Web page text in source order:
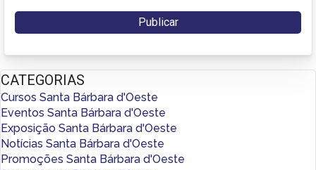
CATEGORIAS
Cursos Santa Bárbara d'Oeste
Eventos Santa Bárbara d'Oeste
Exposição Santa Bárbara d'Oeste
Notícias Santa Bárbara d'Oeste
Promoções Santa Bárbara d'Oeste